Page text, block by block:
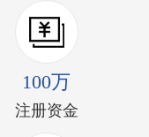
100万
注册资金